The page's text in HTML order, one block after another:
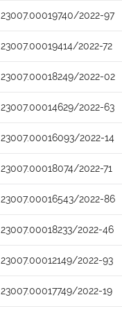
23007.00019740/2022-97
23007.00019414/2022-72
23007.00018249/2022-02
23007.00014629/2022-63
23007.00016093/2022-14
23007.00018074/2022-71
23007.00016543/2022-86
23007.00018233/2022-46
23007.00012149/2022-93
23007.00017749/2022-19